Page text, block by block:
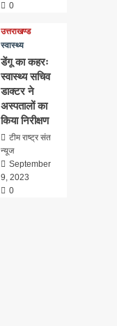
0
उत्तराखण्ड
स्वास्थ्य
डेंगू का कहरः
स्वास्थ्य सचिव
डाक्टर ने
अस्पतालों का
किया निरीक्षण
टीम राष्ट्र संत
न्यूज
September
9, 2023
0